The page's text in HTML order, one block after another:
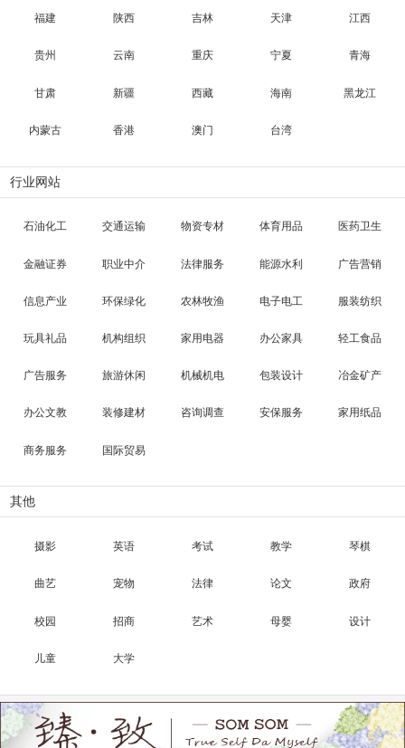
福建 陕西 吉林 天津 江西
贵州 云南 重庆 宁夏 青海
甘肃 新疆 西藏 海南 黑龙江
内蒙古 香港 澳门 台湾
行业网站
石油化工 交通运输 物资专材 体育用品 医药卫生
金融证券 职业中介 法律服务 能源水利 广告营销
信息产业 环保绿化 农林牧渔 电子电工 服装纺织
玩具礼品 机构组织 家用电器 办公家具 轻工食品
广告服务 旅游休闲 机械机电 包装设计 冶金矿产
办公文教 装修建材 咨询调查 安保服务 家用纸品
商务服务 国际贸易
其他
摄影 英语 考试 教学 琴棋
曲艺 宠物 法律 论文 政府
校园 招商 艺术 母婴 设计
儿童 大学